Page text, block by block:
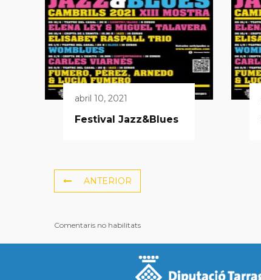
abril 10, 2021
Festival Jazz&Blues
ANTERIOR
Comentaris no habilitats